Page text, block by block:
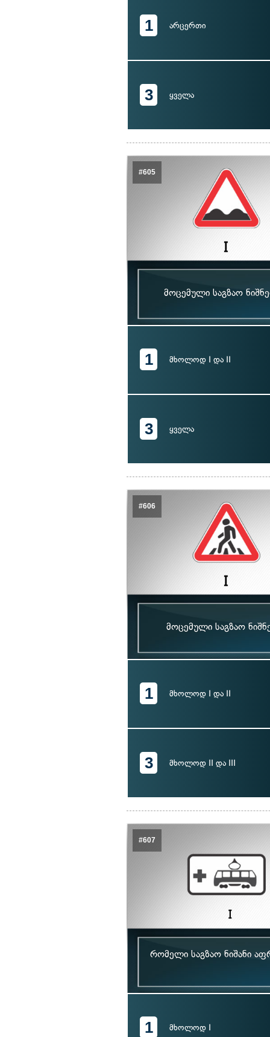
1 არცერთი
3 ყველა
#605
მოცემული საგზაო
1 მხოლოდ I და II
3 ყველა
#606
მოცემული საგზაო
1 მხოლოდ I და II
3 მხოლოდ II და III
#607
რომელი საგზაო ნიშანი
1 მხოლოდ I